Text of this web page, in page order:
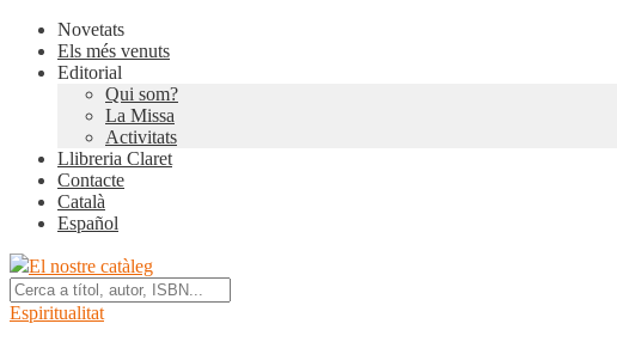
Novetats
Els més venuts
Editorial
Qui som?
La Missa
Activitats
Llibreria Claret
Contacte
Català
Español
El nostre catàleg
Espiritualitat